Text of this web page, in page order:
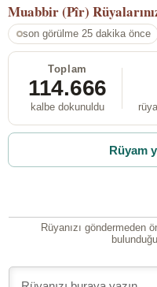
Muabbir (Pîr)
son görülme 25 dakika önce
Toplam
114.666
kalbe dokunuldu
Rüyam
Rüyanızı göndermeden